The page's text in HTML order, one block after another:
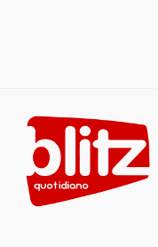
content